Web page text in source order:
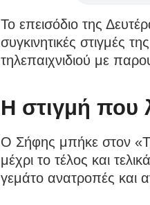
Το επεισόδιο της
συγκινητικές στιγμές
τηλεπαιχνιδιού με
Η στιγμή που
Ο Σήφης μπήκε στον
μέχρι το τέλος και
γεμάτο ανατροπές και